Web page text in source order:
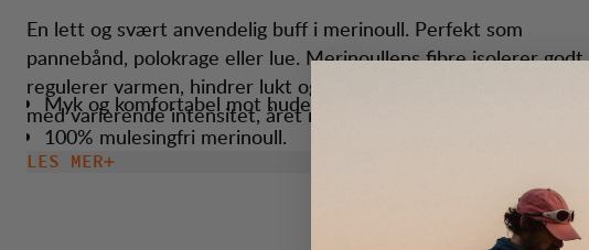
En lett og svært anvendelig buff i merinoull. Perfekt som
pannebånd, polokrage eller lue. Merinoullens fibre isolerer godt,
regulerer varmen, hindrer lukt og fungerer best under aktiviteter
med varierende intensitet, året rundt.
Myk og komfortabel mot huden.
100% mulesingfri merinoull.
LES MER